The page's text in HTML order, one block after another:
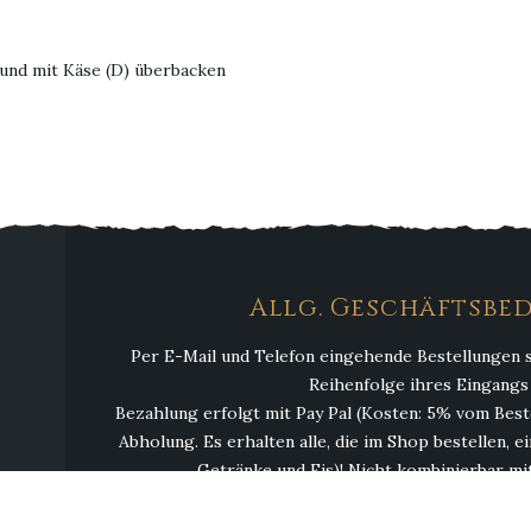
mit Käse (D) überbacken
Allg.
Per E-Mail und Telefon eingehende
Reihenfolge ihres
Bezahlung erfolgt mit Pay Pal (Kosten: 5% vom
Abholung. Es erhalten alle, die im Shop bestellen,
Getränke und Eis)! Nicht kombinierbar